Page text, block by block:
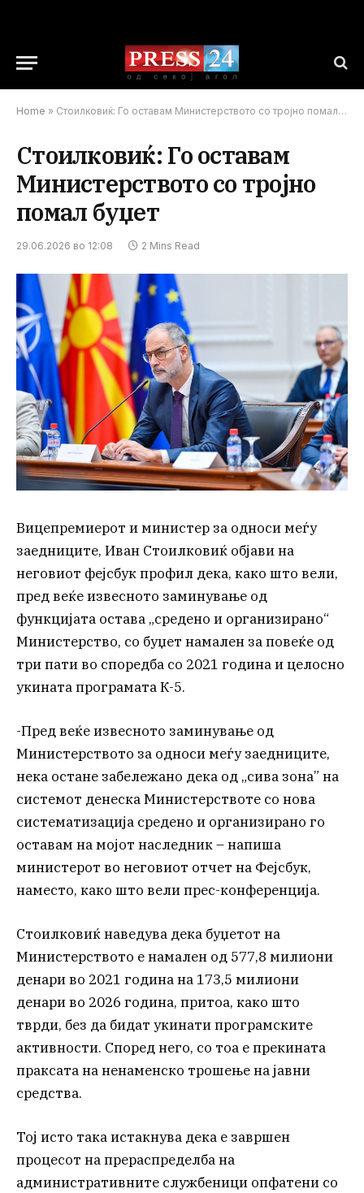
Home » Стоилковиќ: Го оставам Министерството со тројно помал буџет
Стоилковиќ: Го оставам
Министерството со тројно
помал буџет
29.06.2026 во 12:08 2 Mins Read
Вицепремиерот и министер за односи меѓу
заедниците, Иван Стоилковиќ објави на
неговиот фејсбук профил дека, како што вели,
пред веќе извесното заминување од
функцијата остава „средено и организирано“
Министерство, со буџет намален за повеќе од
три пати во споредба со 2021 година и целосно
укината програмата К-5.
-Пред веќе извесното заминување од
Министерството за односи меѓу заедниците,
нека остане забележано дека од „сива зона” на
системот денеска Министерствоте со нова
систематизација средено и организирано го
оставам на мојот наследник – напиша
министерот во неговиот отчет на Фејсбук,
наместо, како што вели прес-конференција.
Стоилковиќ наведува дека буџетот на
Министерството е намален од 577,8 милиони
денари во 2021 година на 173,5 милиони
денари во 2026 година, притоа, како што
тврди, без да бидат укинати програмските
активности. Според него, со тоа е прекината
праксата на ненаменско трошење на јавни
средства.
Тој исто така истакнува дека е завршен
процесот на прераспределба на
административните службеници опфатени со